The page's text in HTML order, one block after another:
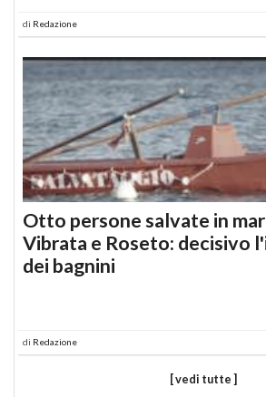
di Redazione
Otto persone salvate in
Vibrata e Roseto: decisivo
dei bagnini
di Redazione
[ vedi tutte ]